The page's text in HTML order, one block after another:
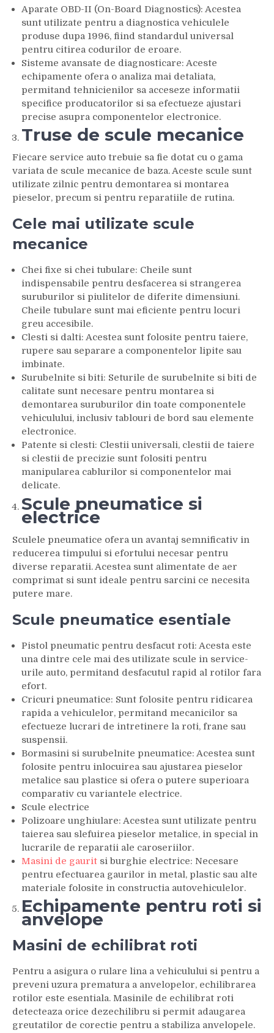
Aparate OBD-II (On-Board Diagnostics): Acestea
sunt utilizate pentru a diagnostica vehiculele
produse dupa 1996, fiind standardul universal
pentru citirea codurilor de eroare.
Sisteme avansate de diagnosticare: Aceste
echipamente ofera o analiza mai detaliata,
permitand tehnicienilor sa acceseze informatii
specifice producatorilor si sa efectueze ajustari
precise asupra componentelor electronice.
Truse de scule mecanice
Fiecare service auto trebuie sa fie dotat cu o gama
variata de scule mecanice de baza. Aceste scule sunt
utilizate zilnic pentru demontarea si montarea
pieselor, precum si pentru reparatiile de rutina.
Cele mai utilizate scule
mecanice
Chei fixe si chei tubulare: Cheile sunt
indispensabile pentru desfacerea si strangerea
suruburilor si piulitelor de diferite dimensiuni.
Cheile tubulare sunt mai eficiente pentru locuri
greu accesibile.
Clesti si dalti: Acestea sunt folosite pentru taiere,
rupere sau separare a componentelor lipite sau
imbinate.
Surubelnite si biti: Seturile de surubelnite si biti de
calitate sunt necesare pentru montarea si
demontarea suruburilor din toate componentele
vehiculului, inclusiv tablouri de bord sau elemente
electronice.
Patente si clesti: Clestii universali, clestii de taiere
si clestii de precizie sunt folositi pentru
manipularea cablurilor si componentelor mai
delicate.
Scule pneumatice si
electrice
Sculele pneumatice ofera un avantaj semnificativ in
reducerea timpului si efortului necesar pentru
diverse reparatii. Acestea sunt alimentate de aer
comprimat si sunt ideale pentru sarcini ce necesita
putere mare.
Scule pneumatice esentiale
Pistol pneumatic pentru desfacut roti: Acesta este
una dintre cele mai des utilizate scule in service-
urile auto, permitand desfacutul rapid al rotilor fara
efort.
Cricuri pneumatice: Sunt folosite pentru ridicarea
rapida a vehiculelor, permitand mecanicilor sa
efectueze lucrari de intretinere la roti, frane sau
suspensii.
Bormasini si surubelnite pneumatice: Acestea sunt
folosite pentru inlocuirea sau ajustarea pieselor
metalice sau plastice si ofera o putere superioara
comparativ cu variantele electrice.
Scule electrice
Polizoare unghiulare: Acestea sunt utilizate pentru
taierea sau slefuirea pieselor metalice, in special in
lucrarile de reparatii ale caroseriilor.
Masini de gaurit si burghie electrice: Necesare
pentru efectuarea gaurilor in metal, plastic sau alte
materiale folosite in constructia autovehiculelor.
Echipamente pentru roti si
anvelope
Masini de echilibrat roti
Pentru a asigura o rulare lina a vehiculului si pentru a
preveni uzura prematura a anvelopelor, echilibrarea
rotilor este esentiala. Masinile de echilibrat roti
detecteaza orice dezechilibru si permit adaugarea
greutatilor de corectie pentru a stabiliza anvelopele.